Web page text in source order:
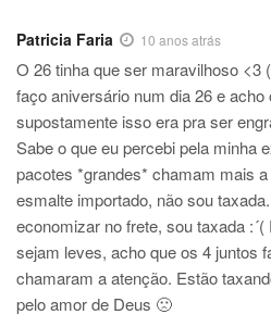
Patricia Faria 10 anos atrás
O 26 tinha que ser maravilhoso <3
faço aniversário num dia 26 e
supostamente isso era pra ser
Sabe o que eu percebi pela minha
pacotes *grandes* chamam mais
esmalte importado, não sou
economizar no frete, sou taxada
sejam leves, acho que os 4 juntos
chamaram a atenção. Estão
pelo amor de Deus 🙁